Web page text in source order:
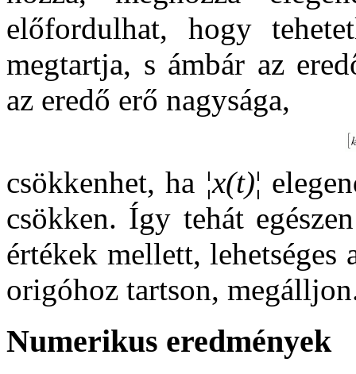
előfordulhat, hogy
megtartja, s ámbár az
az eredő erő nagysága,
csökkenhet, ha ¦x(t)¦
csökken. Így tehát
értékek mellett, lehetséges
origóhoz tartson,
Numerikus eredmények